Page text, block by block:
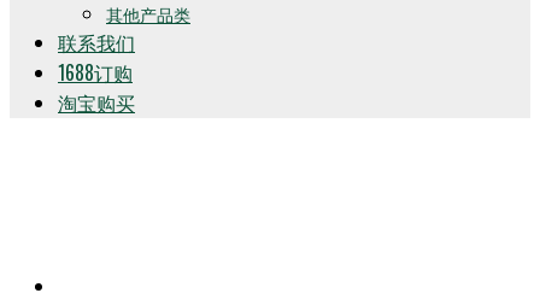
其他产品类
联系我们
1688订购
淘宝购买